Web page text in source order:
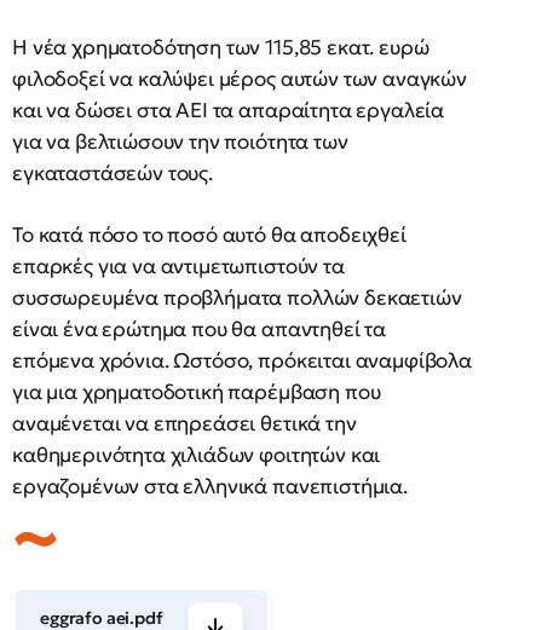
Η νέα χρηματοδότηση των 115,85 εκατ. ευρώ
φιλοδοξεί να καλύψει μέρος αυτών των αναγκών
και να δώσει στα ΑΕΙ τα απαραίτητα εργαλεία
για να βελτιώσουν την ποιότητα των
εγκαταστάσεών τους.
Το κατά πόσο το ποσό αυτό θα αποδειχθεί
επαρκές για να αντιμετωπιστούν τα
συσσωρευμένα προβλήματα πολλών δεκαετιών
είναι ένα ερώτημα που θα απαντηθεί τα
επόμενα χρόνια. Ωστόσο, πρόκειται αναμφίβολα
για μια χρηματοδοτική παρέμβαση που
αναμένεται να επηρεάσει θετικά την
καθημερινότητα χιλιάδων φοιτητών και
εργαζομένων στα ελληνικά πανεπιστήμια.
eggrafo aei.pdf